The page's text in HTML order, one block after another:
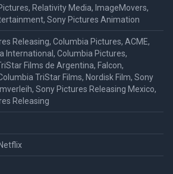
Relativity Media, ImageMovers,
Sony Pictures Animation
Releasing, Columbia Pictures, ACME,
International, Columbia Pictures,
Films de Argentina, Falcon,
TriStar Films, Nordisk Film, Sony
Sony Pictures Releasing Mexico,
Releasing
Netflix